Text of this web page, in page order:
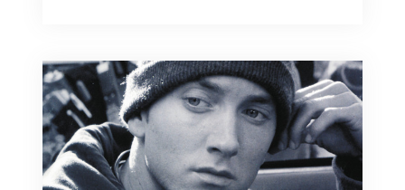
ghost »